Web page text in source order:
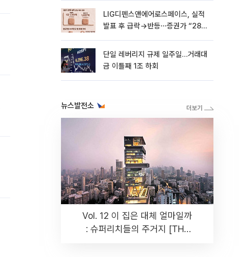
LIG디펜스앤에어로스페이스, 실적
발표 후 급락→반등⋯증권가 “28년
단일 레버리지 규제 일주일…거래대
금 이틀째 1조 하회
뉴스발전소
Vol. 12 이 집은 대체 얼마일까
: 슈퍼리치들의 주거지 [THE